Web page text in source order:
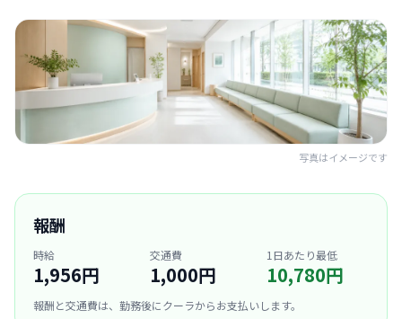
写真はイメージです
報酬
時給
1,956円
交通費
1,000円
1日あたり最低
10,780円
報酬と交通費は、勤務後にクーラからお支払いします。